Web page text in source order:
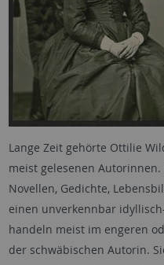
Lange Zeit gehörte Ottilie
meist gelesenen
Novellen, Gedichte,
einen unverkennbar
handeln meist im engeren
der schwäbischen Autorin.